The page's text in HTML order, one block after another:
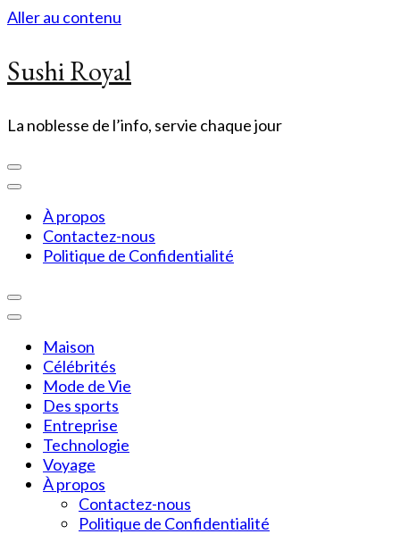
Aller au contenu
Sushi Royal
La noblesse de l’info, servie chaque jour
À propos
Contactez-nous
Politique de Confidentialité
Maison
Célébrités
Mode de Vie
Des sports
Entreprise
Technologie
Voyage
À propos
Contactez-nous
Politique de Confidentialité